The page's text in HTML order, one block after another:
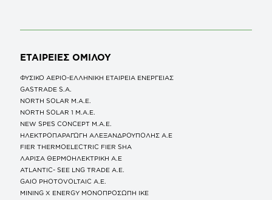
ΕΤΑΙΡΕΙΕΣ ΟΜΙΛΟΥ
ΦΥΣΙΚΟ ΑΕΡΙΟ-ΕΛΛΗΝΙΚΗ ΕΤΑΙΡΕΙΑ ΕΝΕΡΓΕΙΑΣ
GASTRADE S.A.
NORTH SOLAR M.Α.Ε.
NORTH SOLAR 1 M.Α.Ε.
NEW SPES CONCEPT Μ.Α.Ε.
ΗΛΕΚΤΡΟΠΑΡΑΓΩΓΗ ΑΛΕΞΑΝΔΡΟΥΠΟΛΗΣ A.E
FIER THERMOELECTRIC FIER SHA
ΛΑΡΙΣΑ ΘΕΡΜΟΗΛΕΚΤΡΙΚΗ A.E
ATLANTIC- SEE LNG TRADE A.E.
GAIO PHOTOVOLTAIC Α.Ε.
MINING X ENERGY ΜΟΝΟΠΡΟΣΩΠΗ ΙΚΕ